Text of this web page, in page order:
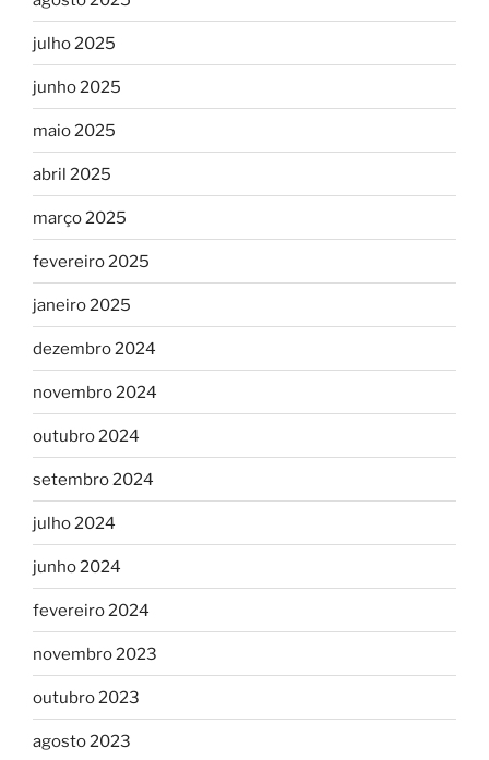
julho 2025
junho 2025
maio 2025
abril 2025
março 2025
fevereiro 2025
janeiro 2025
dezembro 2024
novembro 2024
outubro 2024
setembro 2024
julho 2024
junho 2024
fevereiro 2024
novembro 2023
outubro 2023
agosto 2023